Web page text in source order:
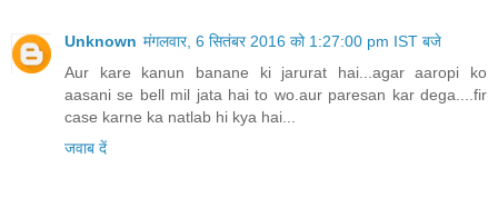
Unknown मंगलवार, 6 सितंबर 2016 को 1:27:00 pm IST बजे
Aur kare kanun banane ki jarurat hai...agar aaropi ko
aasani se bell mil jata hai to wo.aur paresan kar dega....fir
case karne ka natlab hi kya hai...
जवाब दें